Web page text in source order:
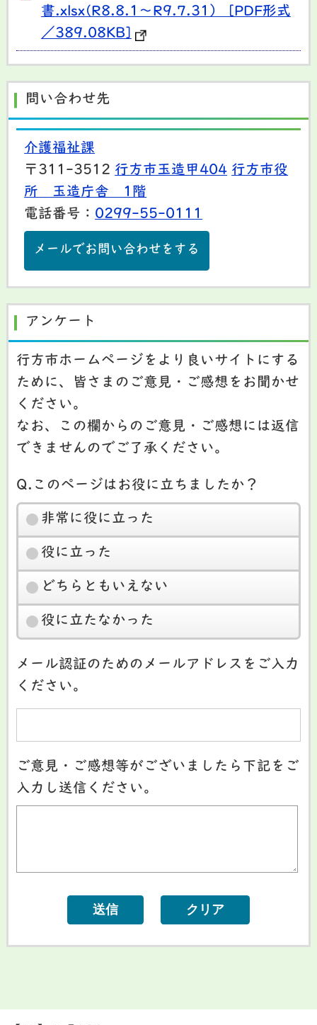
書.xlsx(R8.8.1～R9.7.31） [PDF形式
／389.08KB]
問い合わせ先
介護福祉課
〒311-3512 行方市玉造甲404 行方市役
所 玉造庁舎 1階
電話番号： 0299-55-0111
メールでお問い合わせをする
アンケート
行方市ホームページをより良いサイトにする
ために、皆さまのご意見・ご感想をお聞かせ
ください。
なお、この欄からのご意見・ご感想には返信
できませんのでご了承ください。
Q.このページはお役に立ちましたか？
非常に役に立った
役に立った
どちらともいえない
役に立たなかった
メール認証のためのメールアドレスをご入力
ください。
ご意見・ご感想等がございましたら下記をご
入力し送信ください。